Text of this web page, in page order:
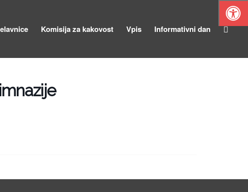
Komisija za kakovost Vpis Informativni dan